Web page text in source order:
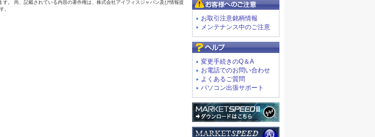
お取引注意銘柄情報
メンテナンス中のご注意
変更手続きのQ＆A
お電話でのお問い合わせ
よくあるご質問
パソコン出張サポート